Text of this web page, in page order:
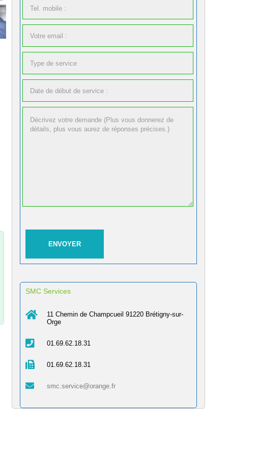
SMC Services
11 Chemin de Champcueil 91220 Brétigny-sur-
Orge
01.69.62.18.31
01.69.62.18.31
smc.service@orange.fr